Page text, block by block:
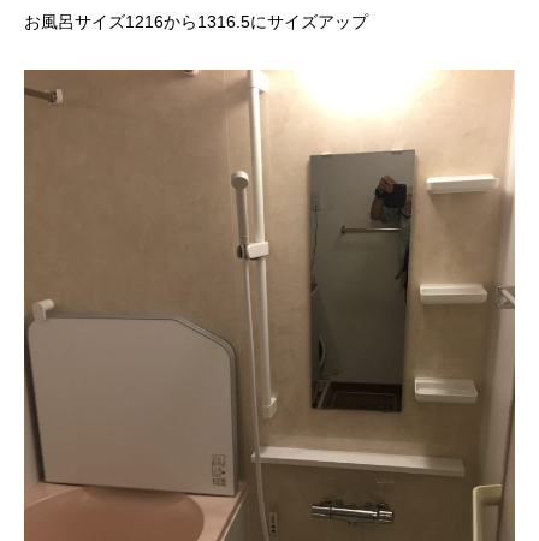
お風呂サイズ1216から1316.5にサイズアップ